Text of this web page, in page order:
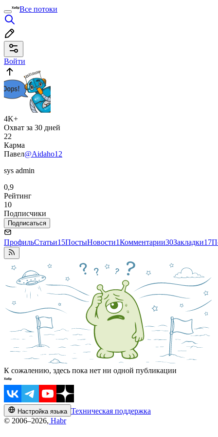
Все потоки
Войти
4K+
Охват за 30 дней
22
Карма
Павел@Aidaho12
sys admin
0,9
Рейтинг
10
Подписчики
Подписаться
ПрофильСтатьи15ПостыНовости1Комментарии30Закладки17
К сожалению, здесь пока нет ни одной публикации
Настройка языка Техническая поддержка
© 2006–2026, Habr